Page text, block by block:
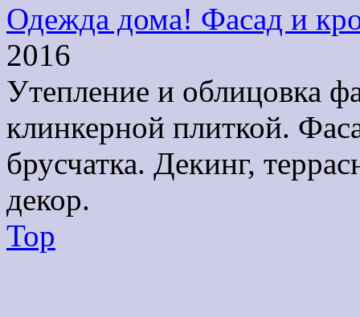
Одежда дома! Фасад и
2016
Утепление и облицовка
клинкерной плиткой.
брусчатка. Декинг,
декор.
Top